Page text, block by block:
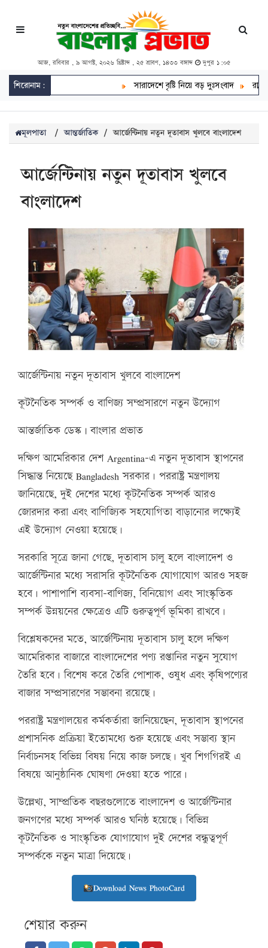
আজ, রবিবার , ৯ আগস্ট, ২০২৬ খ্রিষ্টাব্দ , ২৫ শ্রাবণ, ১৪৩৩ বঙ্গাব্দ দুপুর ১:০৫
শিরোনাম: সারাদেশে বৃষ্টি নিয়ে বড় দুঃসংবাদ রাষ্ট্রপতি
মূলপাতা / আন্তর্জাতিক / আর্জেন্টিনায় নতুন দূতাবাস খুলবে বাংলাদেশ
আর্জেন্টিনায় নতুন দূতাবাস খুলবে
বাংলাদেশ
আর্জেন্টিনায় নতুন দূতাবাস খুলবে বাংলাদেশ
কূটনৈতিক সম্পর্ক ও বাণিজ্য সম্প্রসারণে নতুন উদ্যোগ
আন্তর্জাতিক ডেস্ক | বাংলার প্রভাত
দক্ষিণ আমেরিকার দেশ Argentina-এ নতুন দূতাবাস স্থাপনের
সিদ্ধান্ত নিয়েছে Bangladesh সরকার। পররাষ্ট্র মন্ত্রণালয়
জানিয়েছে, দুই দেশের মধ্যে কূটনৈতিক সম্পর্ক আরও
জোরদার করা এবং বাণিজ্যিক সহযোগিতা বাড়ানোর লক্ষ্যেই
এই উদ্যোগ নেওয়া হয়েছে।
সরকারি সূত্রে জানা গেছে, দূতাবাস চালু হলে বাংলাদেশ ও
আর্জেন্টিনার মধ্যে সরাসরি কূটনৈতিক যোগাযোগ আরও সহজ
হবে। পাশাপাশি ব্যবসা-বাণিজ্য, বিনিয়োগ এবং সাংস্কৃতিক
সম্পর্ক উন্নয়নের ক্ষেত্রেও এটি গুরুত্বপূর্ণ ভূমিকা রাখবে।
বিশ্লেষকদের মতে, আর্জেন্টিনায় দূতাবাস চালু হলে দক্ষিণ
আমেরিকার বাজারে বাংলাদেশের পণ্য রপ্তানির নতুন সুযোগ
তৈরি হবে। বিশেষ করে তৈরি পোশাক, ওষুধ এবং কৃষিপণ্যের
বাজার সম্প্রসারণের সম্ভাবনা রয়েছে।
পররাষ্ট্র মন্ত্রণালয়ের কর্মকর্তারা জানিয়েছেন, দূতাবাস স্থাপনের
প্রশাসনিক প্রক্রিয়া ইতোমধ্যে শুরু হয়েছে এবং সম্ভাব্য স্থান
নির্বাচনসহ বিভিন্ন বিষয় নিয়ে কাজ চলছে। খুব শিগগিরই এ
বিষয়ে আনুষ্ঠানিক ঘোষণা দেওয়া হতে পারে।
উল্লেখ্য, সাম্প্রতিক বছরগুলোতে বাংলাদেশ ও আর্জেন্টিনার
জনগণের মধ্যে সম্পর্ক আরও ঘনিষ্ঠ হয়েছে। বিভিন্ন
কূটনৈতিক ও সাংস্কৃতিক যোগাযোগ দুই দেশের বন্ধুত্বপূর্ণ
সম্পর্ককে নতুন মাত্রা দিয়েছে।
Download News PhotoCard
শেয়ার করুন